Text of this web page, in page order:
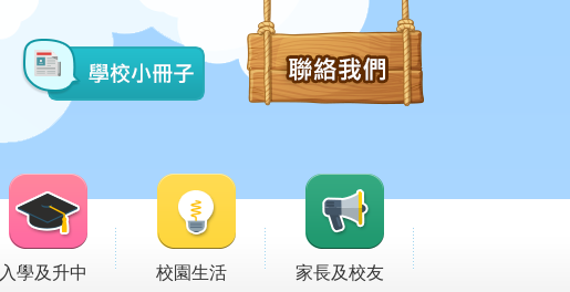
入學及升中 校園生活 家長及校友